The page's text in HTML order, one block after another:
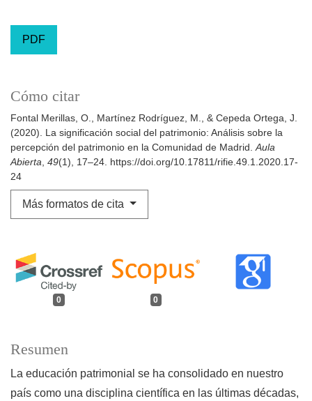
PDF
Cómo citar
Fontal Merillas, O., Martínez Rodríguez, M., & Cepeda Ortega, J.
(2020). La significación social del patrimonio: Análisis sobre la
percepción del patrimonio en la Comunidad de Madrid. Aula
Abierta 49(1), 17–24. https://doi.org/10.17811/rifie.49.1.2020.17-
24
Más formatos de cita
0 0
Resumen
La educación patrimonial se ha consolidado en nuestro
país como una disciplina científica en las últimas décadas,